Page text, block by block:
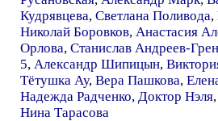
Кудрявцева, Светлана Поливода,
Николай Боровков, Анастасия
Орлова, Станислав Андреев-
5, Александр Шипицын,
Тётушка Ау, Вера Пашкова,
Надежда Радченко, Доктор Нэля,
Нина Тарасова